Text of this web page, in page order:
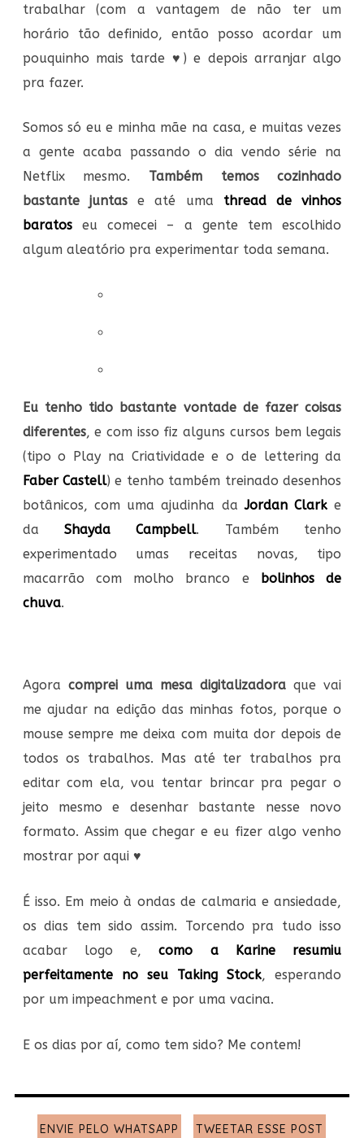
trabalhar (com a vantagem de não ter um
horário tão definido, então posso acordar um
pouquinho mais tarde ♥) e depois arranjar algo
pra fazer.
Somos só eu e minha mãe na casa, e muitas vezes
a gente acaba passando o dia vendo série na
Netflix mesmo. Também temos cozinhado
bastante juntase até uma thread de vinhos
baratoseu comecei – a gente tem escolhido
algum aleatório pra experimentar toda semana.
Eu tenho tido bastante vontade de fazer coisas
diferentes, e com isso fiz alguns cursos bem legais
(tipo o Play na Criatividade e o de lettering da
Faber Castell) e tenho também treinado desenhos
botânicos, com uma ajudinha daJordan Clark e
da Shayda Campbell. Também tenho
experimentado umas receitas novas, tipo
macarrão com molho branco e bolinhos de
chuva.
Agora comprei uma mesa digitalizadora que vai
me ajudar na edição das minhas fotos, porque o
mouse sempre me deixa com muita dor depois de
todos os trabalhos. Mas até ter trabalhos pra
editar com ela, vou tentar brincar pra pegar o
jeito mesmo e desenhar bastante nesse novo
formato. Assim que chegar e eu fizer algo venho
mostrar por aqui ♥
É isso. Em meio à ondas de calmaria e ansiedade,
os dias tem sido assim. Torcendo pra tudo isso
acabar logo e,como a Karine resumiu
perfeitamente no seu Taking Stock, esperando
por um impeachment e por uma vacina.
E os dias por aí, como tem sido? Me contem!
ENVIE PELO WHATSAPP TWEETAR ESSE POST